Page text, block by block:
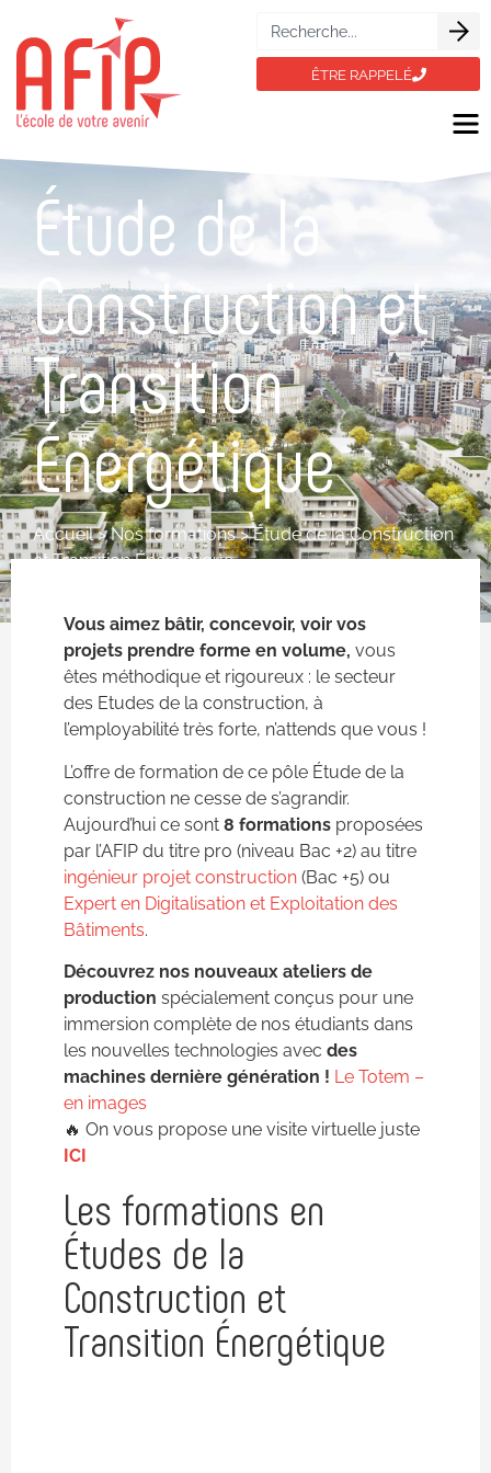
ÊTRE RAPPELÉ
Étude de la
Construction et
Transition
Énergétique
Accueil>Nos formations>Étude de la Construction
et Transition Énergétique
Vous aimez bâtir, concevoir, voir vos
projets prendre forme en volume, vous
êtes méthodique et rigoureux : le secteur
des Etudes de la construction, à
l’employabilité très forte, n’attends que vous !
L’offre de formation de ce pôle Étude de la
construction ne cesse de s’agrandir.
Aujourd’hui ce sont 8 formations proposées
par l’AFIP du titre pro (niveau Bac +2) au titre
ingénieur projet construction (Bac +5) ou
Expert en Digitalisation et Exploitation des
Bâtiments.
Découvrez nos nouveaux ateliers de
production spécialement conçus pour une
immersion complète de nos étudiants dans
les nouvelles technologies avec des
machines dernière génération ! Le Totem –
en images
🔥 On vous propose une visite virtuelle juste
ICI
Les formations en
Études de la
Construction et
Transition Énergétique